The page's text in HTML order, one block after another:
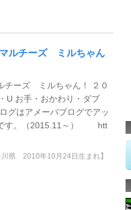
ルチーズ ミルちゃん
チーズ ミルちゃん！ ２０
U お手・おかわり・ダブ
グはアメーバブログでアッ
です。（2015.11～） htt
県 2010年10月24日生まれ】